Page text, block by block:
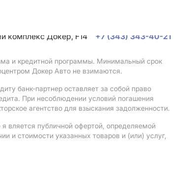
комплекс Докер, F14
+7 (343) 343-40-21
и кредитной программы. Минимальный срок
Докер Авто не взимаются.
банк-партнер оставляет за собой право
При несоблюдении условий погашения
агентство для взыскания задолженности.
вляется публичной офертой, определяемой
и стоимости указанных товаров и (или) услуг,